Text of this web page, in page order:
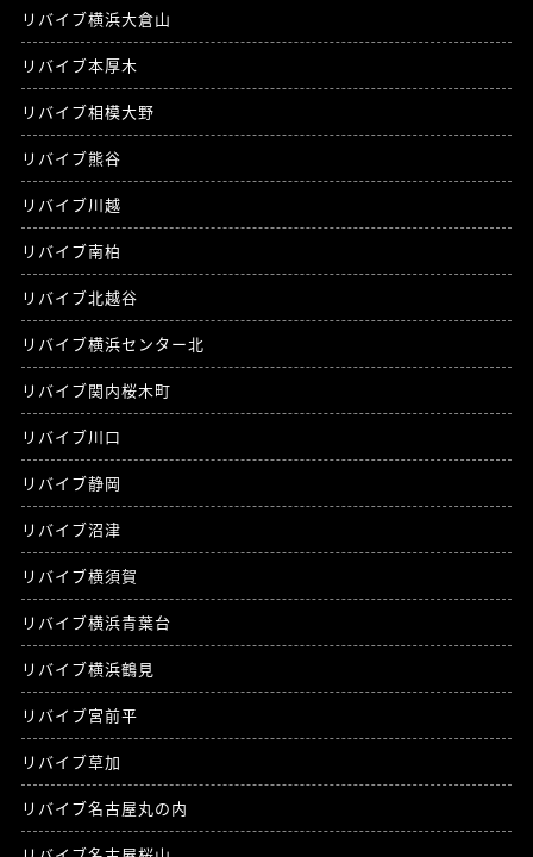
リバイブ横浜大倉山
リバイブ本厚木
リバイブ相模大野
リバイブ熊谷
リバイブ川越
リバイブ南柏
リバイブ北越谷
リバイブ横浜センター北
リバイブ関内桜木町
リバイブ川口
リバイブ静岡
リバイブ沼津
リバイブ横須賀
リバイブ横浜青葉台
リバイブ横浜鶴見
リバイブ宮前平
リバイブ草加
リバイブ名古屋丸の内